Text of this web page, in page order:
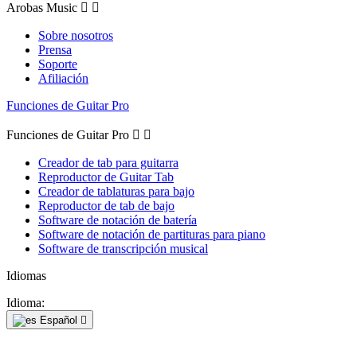
Arobas Music  
Sobre nosotros
Prensa
Soporte
Afiliación
Funciones de Guitar Pro
Funciones de Guitar Pro  
Creador de tab para guitarra
Reproductor de Guitar Tab
Creador de tablaturas para bajo
Reproductor de tab de bajo
Software de notación de batería
Software de notación de partituras para piano
Software de transcripción musical
Idiomas
Idioma:
Español 